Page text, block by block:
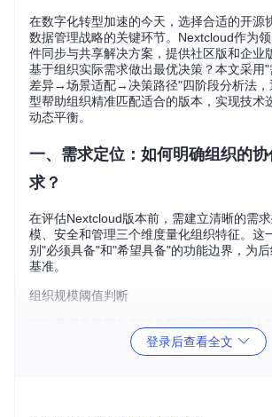
在数字化转型加速的今天，选择合适的开源
数据管理战略的关键环节。Nextcloud作为
件同步与共享解决方案，提供社区版和企业
基于组织实际需求做出最优决策？本文采
差异→场景适配→决策路径"四阶段分析法，
型帮助组织精准匹配适合的版本，实现技术
动态平衡。
一、需求定位：如何明确组织的
求？
在评估Nextcloud版本前，需建立清晰的需
模、安全和管理三个维度量化组织特征。这
别"必须具备"和"希望具备"的功能边界，为
基准。
组织规模阈值判断
需结合业务复杂度：
登录后查看全文